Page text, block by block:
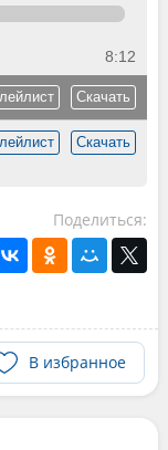
8:12
Скачать
Скачать
Поделиться:
В избранное